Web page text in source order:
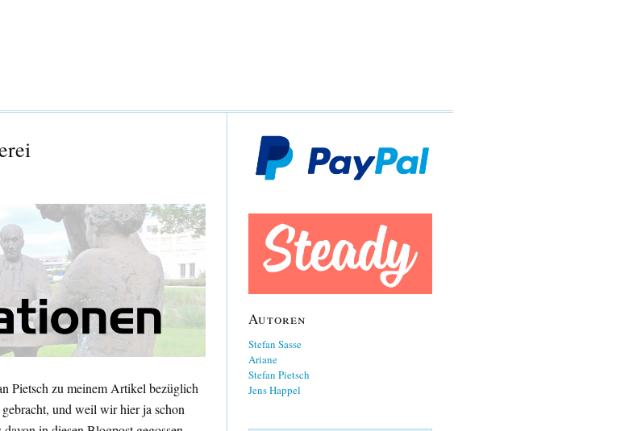
Pietsch zu meinem Artikel bezüglich
und weil wir hier ja schon
Autoren
Stefan Sasse
Ariane
Stefan Pietsch
Jens Happel